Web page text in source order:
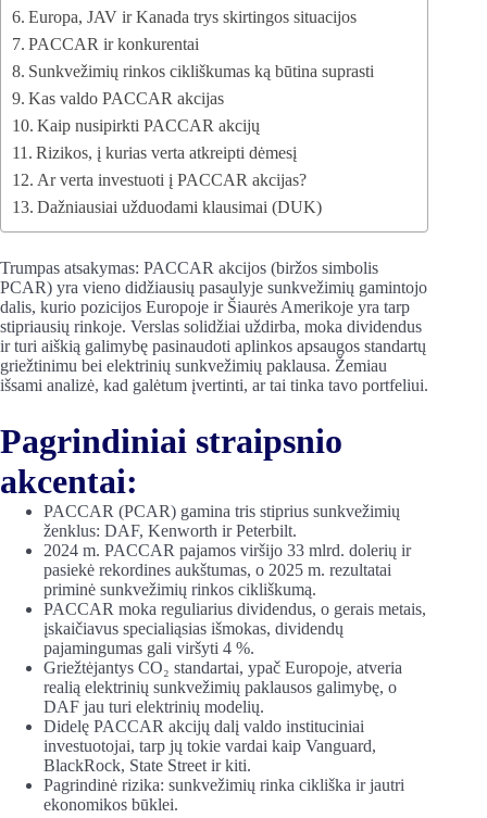
Europa, JAV ir Kanada trys skirtingos situacijos
PACCAR ir konkurentai
Sunkvežimių rinkos cikliškumas ką būtina suprasti
Kas valdo PACCAR akcijas
Kaip nusipirkti PACCAR akcijų
Rizikos, į kurias verta atkreipti dėmesį
Ar verta investuoti į PACCAR akcijas?
Dažniausiai užduodami klausimai (DUK)
Trumpas atsakymas: PACCAR akcijos (biržos simbolis
PCAR) yra vieno didžiausių pasaulyje sunkvežimių gamintojo
dalis, kurio pozicijos Europoje ir Šiaurės Amerikoje yra tarp
stipriausių rinkoje. Verslas solidžiai uždirba, moka dividendus
ir turi aiškią galimybę pasinaudoti aplinkos apsaugos standartų
griežtinimu bei elektrinių sunkvežimių paklausa. Žemiau
išsami analizė, kad galėtum įvertinti, ar tai tinka tavo portfeliui.
Pagrindiniai straipsnio
akcentai:
PACCAR (PCAR) gamina tris stiprius sunkvežimių
ženklus: DAF, Kenworth ir Peterbilt.
2024 m. PACCAR pajamos viršijo 33 mlrd. dolerių ir
pasiekė rekordines aukštumas, o 2025 m. rezultatai
priminė sunkvežimių rinkos cikliškumą.
PACCAR moka reguliarius dividendus, o gerais metais,
įskaičiavus specialiąsias išmokas, dividendų
pajamingumas gali viršyti 4 %.
Griežtėjantys CO₂ standartai, ypač Europoje, atveria
realią elektrinių sunkvežimių paklausos galimybę, o
DAF jau turi elektrinių modelių.
Didelę PACCAR akcijų dalį valdo instituciniai
investuotojai, tarp jų tokie vardai kaip Vanguard,
BlackRock, State Street ir kiti.
Pagrindinė rizika: sunkvežimių rinka cikliška ir jautri
ekonomikos būklei.